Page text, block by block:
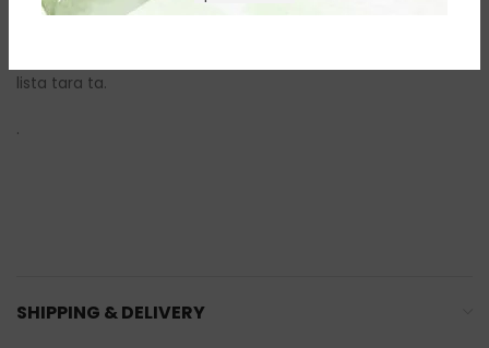
lista tara ta.
.
SHIPPING & DELIVERY